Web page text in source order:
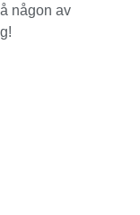
någon av